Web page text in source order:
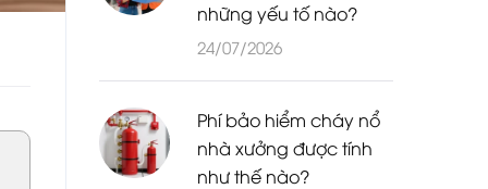
những yếu tố nào?
24/07/2026
Phí bảo hiểm cháy nổ
nhà xưởng được tính
như thế nào?